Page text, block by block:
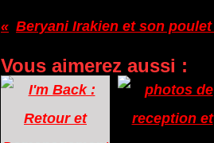
Vous aimerez aussi :